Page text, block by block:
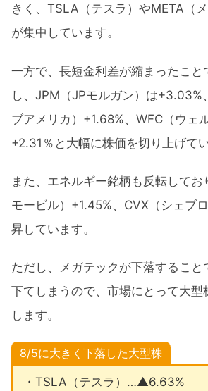
きく、TSLA（テスラ）やMETA（
が集中しています。
一方で、長短金利差が縮まったこと
し、JPM（JPモルガン）は+3.03%
ブアメリカ）+1.68%、WFC（ウェ
+2.31％と大幅に株価を切り上げてい
また、エネルギー銘柄も反転して
モービル）+1.45%、CVX（シェブ
昇しています。
ただし、メガテックが下落すること
下てしまうので、市場にとって大型
します。
8/5に大きく下落した大型株
・TSLA（テスラ）…▲6.63%